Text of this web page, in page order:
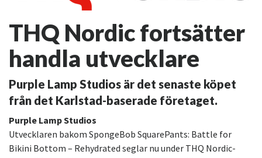
THQ Nordic fortsätter
handla utvecklare
Purple Lamp Studios är det senaste köpet
från det Karlstad-baserade företaget.
Purple Lamp Studios
Utvecklaren bakom SpongeBob SquarePants: Battle for
Bikini Bottom – Rehydrated seglar nu under THQ Nordic-